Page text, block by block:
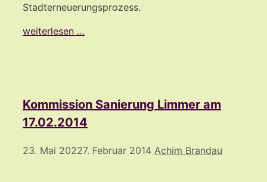
Stadterneuerungsprozess.
weiterlesen …
Kommission Sanierung Limmer am
17.02.2014
23. Mai 20227. Februar 2014 Achim Brandau